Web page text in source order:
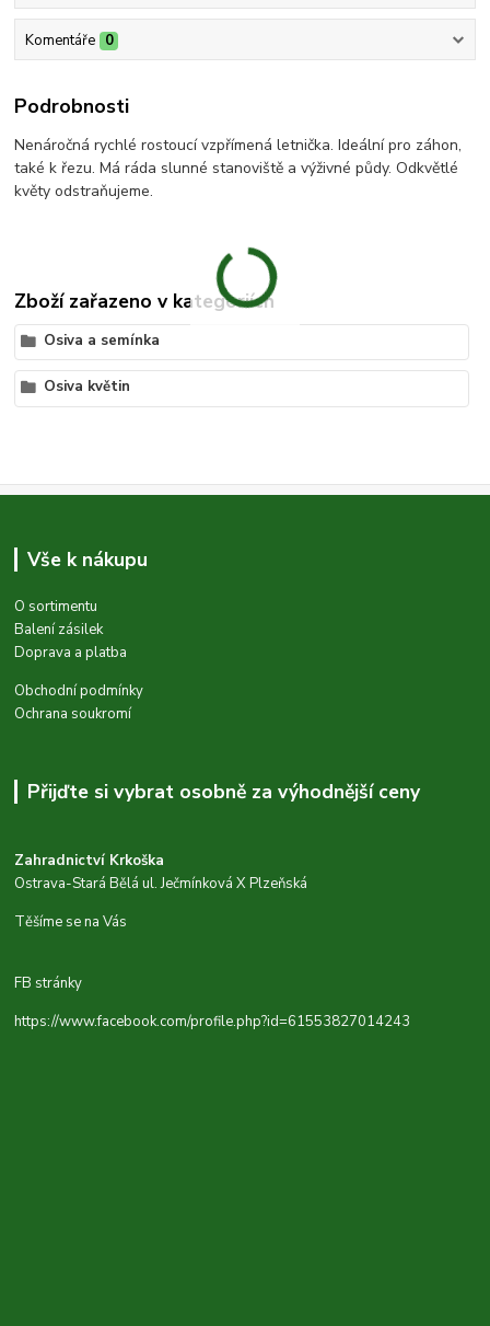
Komentáře 0
Podrobnosti
Nenáročná rychlé rostoucí vzpřímená letnička. Ideální pro záhon,
také k řezu. Má ráda slunné stanoviště a výživné půdy. Odkvětlé
květy odstraňujeme.
Zboží zařazeno v kategoriích
Osiva a semínka
Osiva květin
Vše k nákupu
O sortimentu
Balení zásilek
Doprava a platba
Obchodní podmínky
Ochrana soukromí
Přijďte si vybrat osobně za výhodnější ceny
Zahradnictví Krkoška
Ostrava-Stará Bělá ul. Ječmínková X Plzeňská
Těšíme se na Vás
FB stránky
https://www.facebook.com/profile.php?id=61553827014243